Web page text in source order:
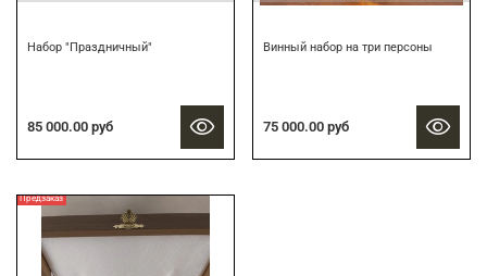
Набор "Праздничный"
85 000.00 руб
Винный набор на три персоны
75 000.00 руб
Предзаказ